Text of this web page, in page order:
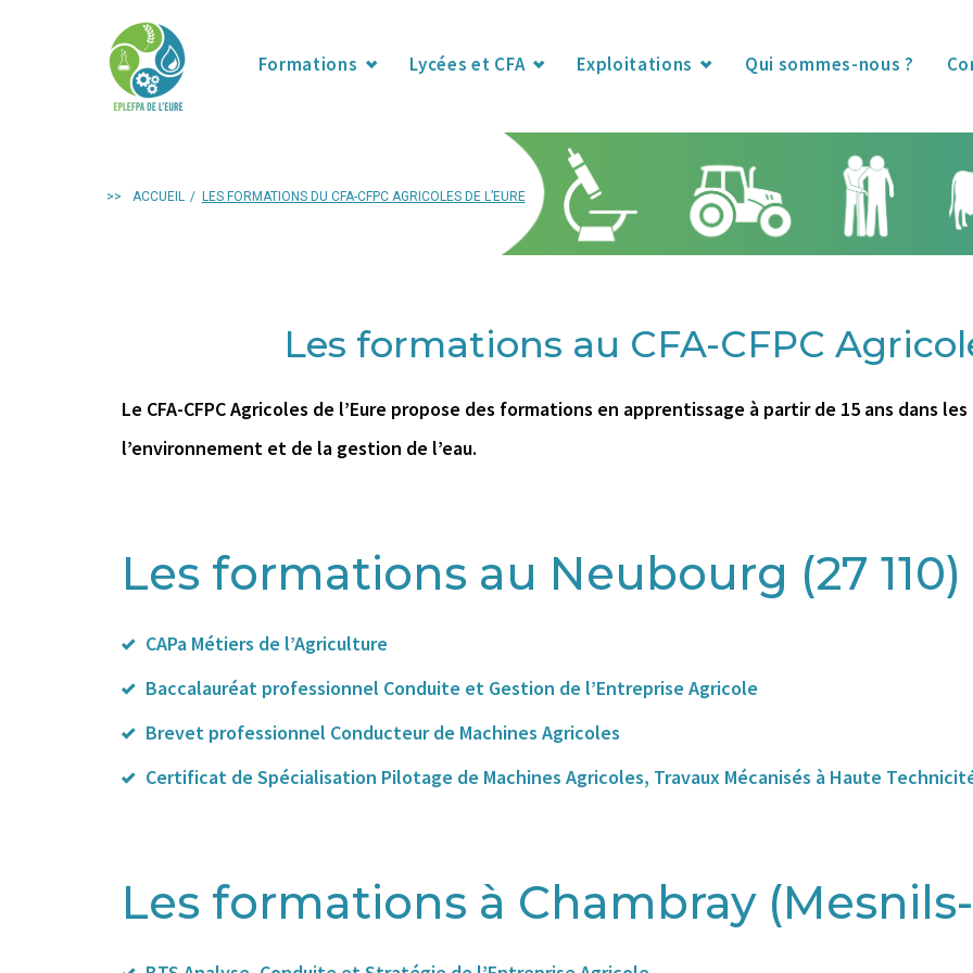
Formations Lycées et CFA Exploitations Qui sommes-nous ?
>> ACCUEIL / LES FORMATIONS DU CFA-CFPC AGRICOLES DE L’EURE
Les formations au CFA-CFPC
Le CFA-CFPC Agricoles de l’Eure propose des formations en apprentissage à partir de 15 ans dans
l’environnement et de la gestion de l’eau.
Les formations au Neubourg (27 110)
CAPa Métiers de l’Agriculture
Baccalauréat professionnel Conduite et Gestion de l’Entreprise Agricole
Brevet professionnel Conducteur de Machines Agricoles
Certificat de Spécialisation Pilotage de Machines Agricoles, Travaux Mécanisés à Haute
Les formations à Chambray